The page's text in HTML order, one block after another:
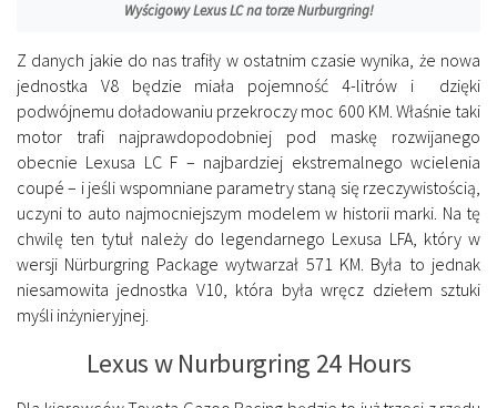
Wyścigowy Lexus LC na torze Nurburgring!
Z danych jakie do nas trafiły w ostatnim czasie wynika, że nowa
jednostka V8 będzie miała pojemność 4-litrów i dzięki
podwójnemu doładowaniu przekroczy moc 600 KM. Właśnie taki
motor trafi najprawdopodobniej pod maskę rozwijanego
obecnie Lexusa LC F – najbardziej ekstremalnego wcielenia
coupé – i jeśli wspomniane parametry staną się rzeczywistością,
uczyni to auto najmocniejszym modelem w historii marki. Na tę
chwilę ten tytuł należy do legendarnego Lexusa LFA, który w
wersji Nürburgring Package wytwarzał 571 KM. Była to jednak
niesamowita jednostka V10, która była wręcz dziełem sztuki
myśli inżynieryjnej.
Lexus w Nurburgring 24 Hours